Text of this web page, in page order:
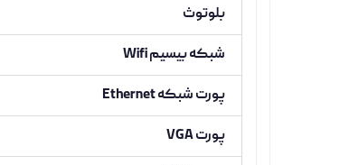
بلوتوث
شبکه بیسیم Wifi
پورت شبکه Ethernet
پورت VGA